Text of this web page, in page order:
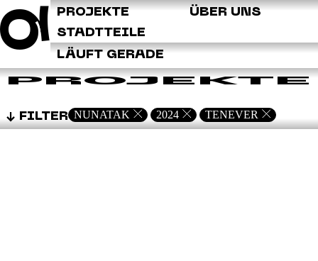
ÜBER UNS
PROJEKTE
STADTTEILE
LÄUFT GERADE
PROJEKTE
FILTER NUNATAK 2024 TENEVER